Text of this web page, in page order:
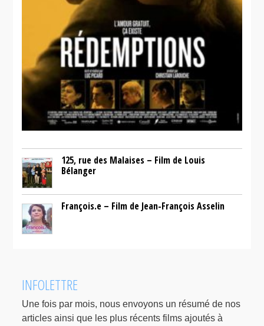
125, rue des Malaises – Film de Louis
Bélanger
François.e – Film de Jean-François Asselin
INFOLETTRE
Une fois par mois, nous envoyons un résumé de nos
articles ainsi que les plus récents films ajoutés à